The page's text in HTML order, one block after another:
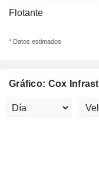
Flotante
* Datos estimados
Gráfico: Cox